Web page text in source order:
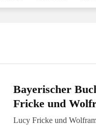
Bayerischer
Fricke und
Lucy Fricke und